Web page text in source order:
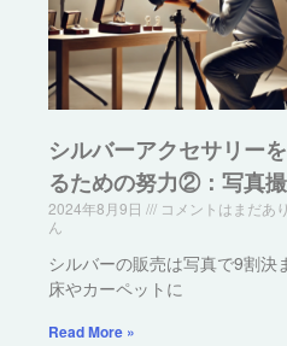
シルバーアクセサリー
るための努力②：写真
2024年8月9日
コメントはまだあ
ん
シルバーの販売は写真で9割決
床やカーペットに
Read More »